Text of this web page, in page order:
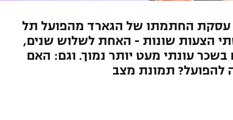
עסקת החתמתו של הגארד מהפועל תל
הצעות שונות - האחת לשלוש שנים,
עונתי מעט יותר נמוך. וגם: האם
להפועל? תמונת מצב